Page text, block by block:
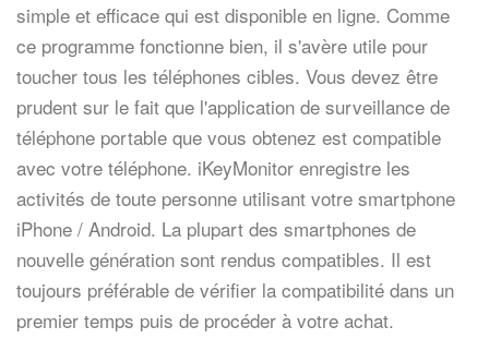
simple et efficace qui est disponible en ligne. Comme
ce programme fonctionne bien, il s'avère utile pour
toucher tous les téléphones cibles. Vous devez être
prudent sur le fait que l'application de surveillance de
téléphone portable que vous obtenez est compatible
avec votre téléphone. iKeyMonitor enregistre les
activités de toute personne utilisant votre smartphone
iPhone / Android. La plupart des smartphones de
nouvelle génération sont rendus compatibles. Il est
toujours préférable de vérifier la compatibilité dans un
premier temps puis de procéder à votre achat.